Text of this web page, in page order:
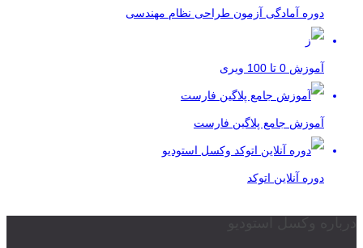
دوره آمادگی آزمون طراحی نظام مهندسی
آموزش 0 تا 100 ویری
آموزش جامع پلاگین فارست
دوره آنلاین اتوکد